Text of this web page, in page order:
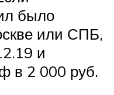
было
или СПБ,
и
в 2 000 руб.